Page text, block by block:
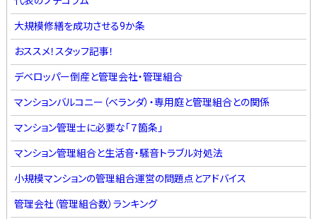
大規模修繕を成功させる9か条
おススメ！スタッフ記事！
デベロッパー倒産と管理会社・管理組合
マンションバルコニー（ベランダ）・専用庭と管理組合との関係
マンション管理士に必要な「７箇条」
マンション管理組合と生活音・騒音トラブル対処法
小規模マンションの管理組合運営の問題点とアドバイス
管理会社（管理組合数）ランキング